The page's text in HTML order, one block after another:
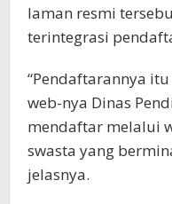
laman resmi
terintegrasi
“Pendaftarannya
web-nya Dinas
mendaftar melalui
swasta yang
jelasnya.